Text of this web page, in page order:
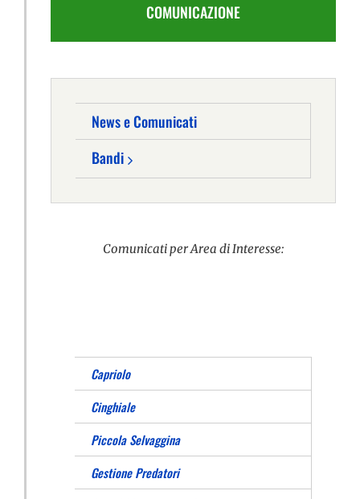
COMUNICAZIONE
News e Comunicati
Bandi
Comunicati per Area di Interesse:
Capriolo
Cinghiale
Piccola Selvaggina
Gestione Predatori